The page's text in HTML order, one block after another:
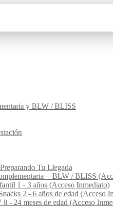
y BLW / BLISS
Tu Llegada
+ BLW / BLISS
1 - 3 años (Acceso Inmediato)
2 - 6 años de edad (Acceso
- 24 meses de edad (Acceso